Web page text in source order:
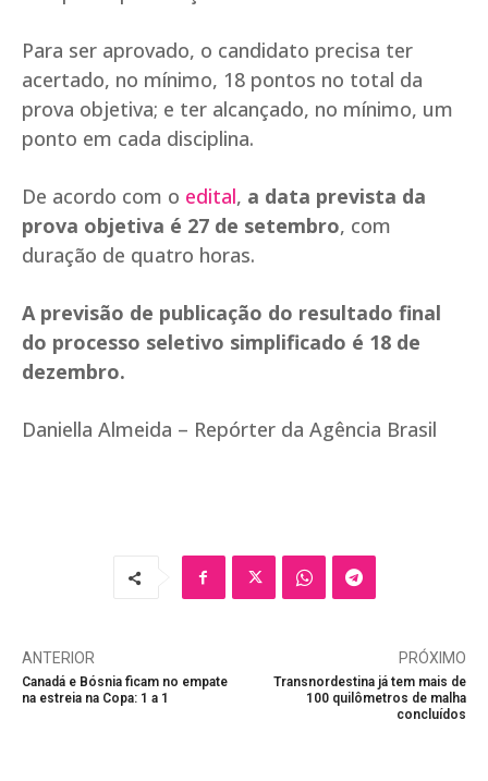
Para ser aprovado, o candidato precisa ter
acertado, no mínimo, 18 pontos no total da
prova objetiva; e ter alcançado, no mínimo, um
ponto em cada disciplina.
De acordo com o edital, a data prevista da
prova objetiva é 27 de setembro, com
duração de quatro horas.
A previsão de publicação do resultado final
do processo seletivo simplificado é 18 de
dezembro.
Daniella Almeida – Repórter da Agência Brasil
ANTERIOR
Canadá e Bósnia ficam no empate
na estreia na Copa: 1 a 1
PRÓXIMO
Transnordestina já tem mais de
100 quilômetros de malha
concluídos